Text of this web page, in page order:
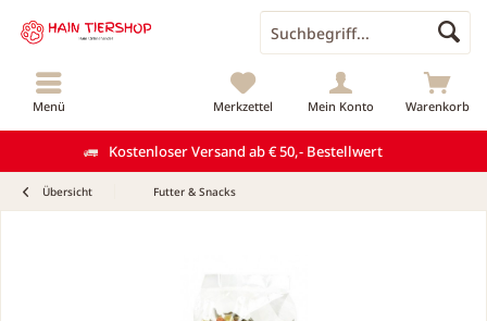
Kostenloser Versand ab € 50,- Bestellwert
Menü Warenkorb
Merkzettel Mein Konto
Übersicht Futter & Snacks